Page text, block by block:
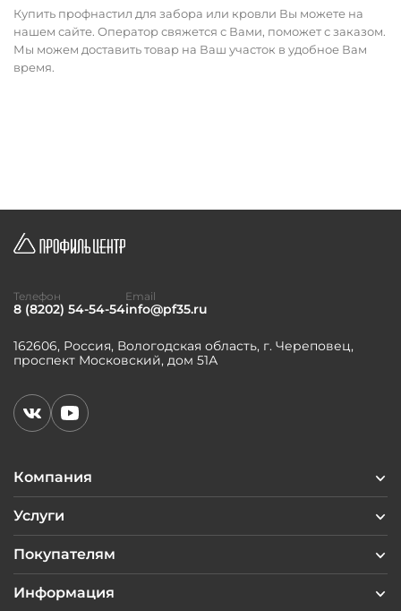
Купить профнастил для забора или кровли Вы можете на
нашем сайте. Оператор свяжется с Вами, поможет с заказом.
Мы можем доставить товар на Ваш участок в удобное Вам
время.
Компания
Услуги
Покупателям
Информация
162606, Россия, Вологодская область, г. Череповец,
проспект Московский, дом 51А
Телефон
8 (8202) 54-54-54
Email
info@pf35.ru